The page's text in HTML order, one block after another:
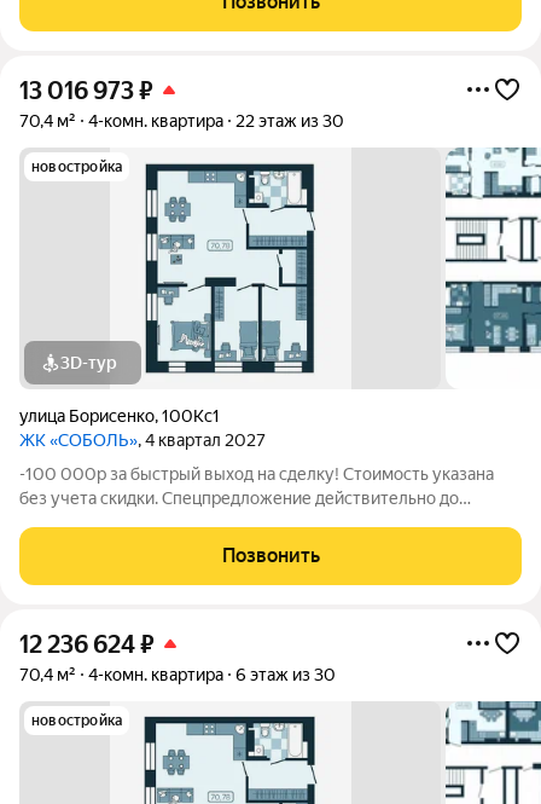
№298 на 24 этаже Отделка:
13 016 973₽
70,4 м² 4-комн. квартира 22 этаж из 30
новостройка
3D-тур
улица Борисенко,100Кс1
ЖК «СОБОЛЬ», 4 квартал 2027
-100 000р за быстрый выход на сделку! Стоимость указана
без учета скидки. Спецпредложение действительно до
пришлем вам ссылку на 3D аэротур по ЖК "Соболь" Квартира
№274 на 22 этаже Отделка:
Позвонить
12 236 624₽
70,4 м² 4-комн. квартира 6 этаж из 30
новостройка